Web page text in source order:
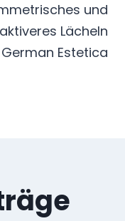
und
Lächeln
Estetica